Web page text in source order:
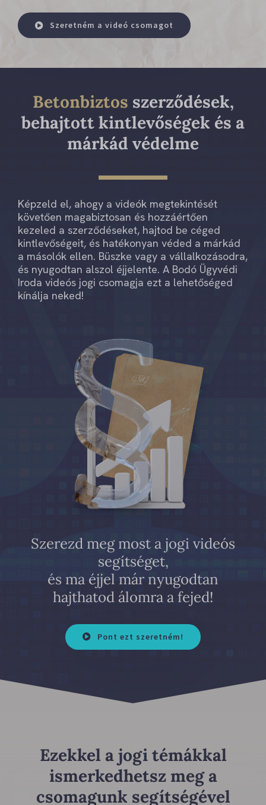
Szeretném a videó csomagot
Betonbiztos szerződések,
behajtott kintlevőségek és a
márkád védelme
Képzeld el, ahogy a videók megtekintését
követően magabiztosan és hozzáértően
kezeled a szerződéseket, hajtod be céged
kintlevőségeit, és hatékonyan véded a márkád
a másolók ellen. Büszke vagy a vállalkozásodra,
és nyugodtan alszol éjjelente. A Bodó Ügyvédi
Iroda videós jogi csomagja ezt a lehetőséged
kínálja neked!
Szerezd meg most a jogi videós
segítséget,
és ma éjjel már nyugodtan
hajthatod álomra a fejed!
Pont ezt szeretném!
Ezekkel a jogi témákkal
ismerkedhetsz meg a
csomagunk segítségével